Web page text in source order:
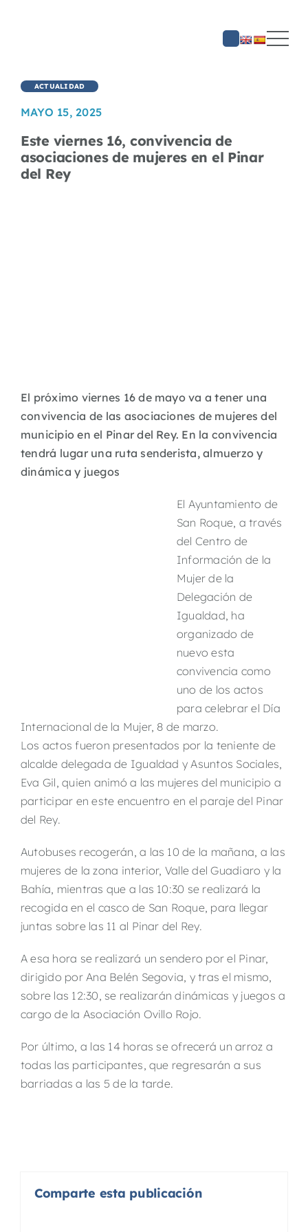
ACTUALIDAD
MAYO 15, 2025
Este viernes 16, convivencia de
asociaciones de mujeres en el Pinar
del Rey
El próximo viernes 16 de mayo va a tener una
convivencia de las asociaciones de mujeres del
municipio en el Pinar del Rey. En la convivencia
tendrá lugar una ruta senderista, almuerzo y
dinámica y juegos
El Ayuntamiento de
San Roque, a través
del Centro de
Información de la
Mujer de la
Delegación de
Igualdad, ha
organizado de
nuevo esta
convivencia como
uno de los actos
para celebrar el Día
Internacional de la Mujer, 8 de marzo.
Los actos fueron presentados por la teniente de
alcalde delegada de Igualdad y Asuntos Sociales,
Eva Gil, quien animó a las mujeres del municipio a
participar en este encuentro en el paraje del Pinar
del Rey.
Autobuses recogerán, a las 10 de la mañana, a las
mujeres de la zona interior, Valle del Guadiaro y la
Bahía, mientras que a las 10:30 se realizará la
recogida en el casco de San Roque, para llegar
juntas sobre las 11 al Pinar del Rey.
A esa hora se realizará un sendero por el Pinar,
dirigido por Ana Belén Segovia, y tras el mismo,
sobre las 12:30, se realizarán dinámicas y juegos a
cargo de la Asociación Ovillo Rojo.
Por último, a las 14 horas se ofrecerá un arroz a
todas las participantes, que regresarán a sus
barriadas a las 5 de la tarde.
Comparte esta publicación